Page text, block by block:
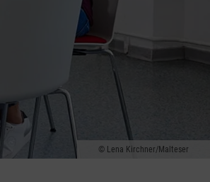
Lena Kirchner/Malteser